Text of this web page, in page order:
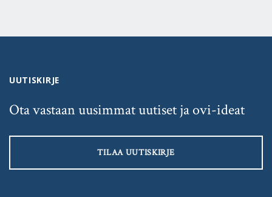
UUTISKIRJE
Ota vastaan uusimmat uutiset ja ovi-ideat
TILAA UUTISKIRJE